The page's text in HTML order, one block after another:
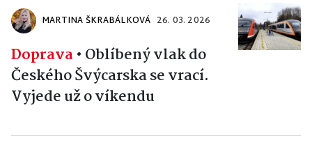
MARTINA ŠKRABÁLKOVÁ 26. 03. 2026
Doprava• Oblíbený vlak do
Českého Švýcarska se vrací.
Vyjede už o víkendu